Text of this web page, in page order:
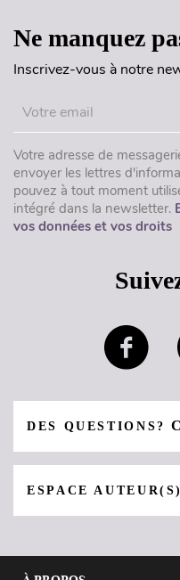
Ne manquez
Inscrivez-vous à notre
Votre adresse de
envoyer les lettres
pouvez à tout moment
intégré dans la newsletter.
vos données et vos droits
DES QUESTIONS?
ESPACE